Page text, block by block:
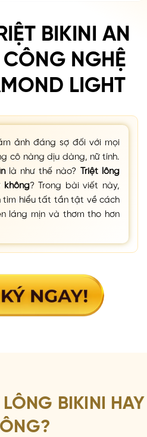
BIKINI AN
NGHỆ
LIGHT
ảnh đáng sợ đối với mọi
cô nàng dịu dàng, nữ tính.
là như thế nào? Triệt lông
không? Trong bài viết này,
tìm hiểu tất tần tật về cách
láng mịn và thơm tho hơn
BIKINI HAY